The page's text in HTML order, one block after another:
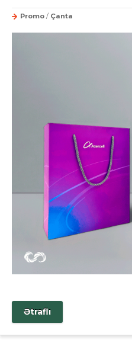
Promo / Çanta
Ətraflı